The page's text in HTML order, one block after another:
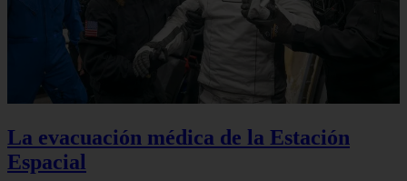
La evacuación médica de la Estación
Espacial